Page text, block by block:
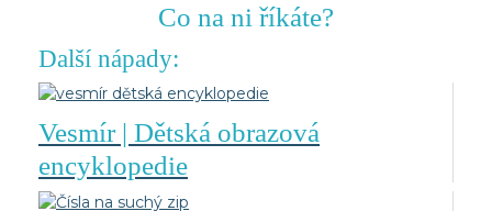
Co na ni říkáte?
Další nápady:
Vesmír | Dětská obrazová
encyklopedie